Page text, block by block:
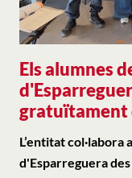
Els alumnes
gratuïtament
L’entitat col·labora
d'Esparreguera